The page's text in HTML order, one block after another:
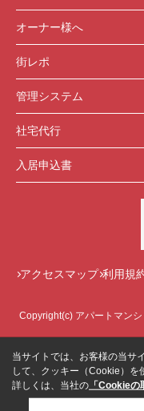
オーナー様へ
街レポ
管理システム
社宅代行
入居申込書
アクセスマップ 利用規
Copyright(c) アパートマン
当サイトでは、お客様の当サ
して、クッキー（Cookie）を
詳しくは、当社の 「Cookieの